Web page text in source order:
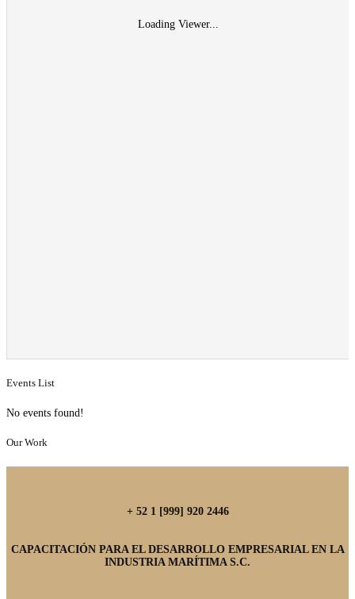
Loading Viewer...
Events List
No events found!
Our Work
+ 52 1 [999] 920 2446
CAPACITACIÓN PARA EL DESARROLLO EMPRESARIAL EN LA
INDUSTRIA MARÍTIMA S.C.